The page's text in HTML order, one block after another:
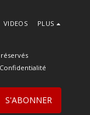
VIDEOS PLUS
S'ABONNER